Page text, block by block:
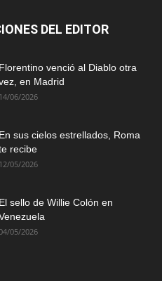
DEL EDITOR
Florentino venció al Diablo otra
en Madrid
14/06/2026
En sus cielos estrellados, Roma
recibe
12/05/2026
El sello de Willie Colón en
05/2026